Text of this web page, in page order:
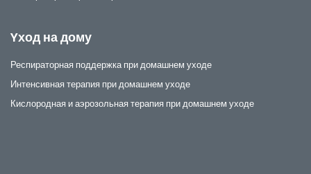
Yход на дому
Респираторная поддержка при домашнем уходе
Интенсивная терапия при домашнем уходе
Кислородная и аэрозольная терапия при домашнем уходе